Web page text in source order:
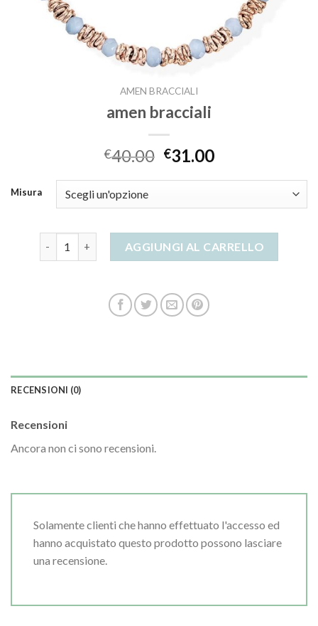
AMEN BRACCIALI
amen bracciali
€40.00 €31.00
Misura
AGGIUNGI AL CARRELLO
RECENSIONI (0)
Recensioni
Ancora non ci sono recensioni.
Solamente clienti che hanno effettuato l'accesso ed
hanno acquistato questo prodotto possono lasciare
una recensione.